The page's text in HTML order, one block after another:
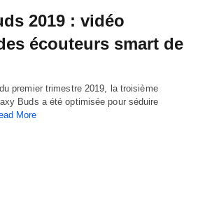
2019 : vidéo
écouteurs smart de
premier trimestre 2019, la troisième
Buds a été optimisée pour séduire
More